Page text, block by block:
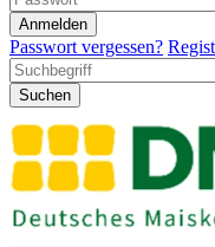
Anmelden
Passwort vergessen?
Suchen